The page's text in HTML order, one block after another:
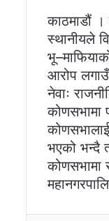
काठमाडौं
स्थानीयले
आरोप
नेवाः
कोणसभामा
भएको भन्दै
कोणसभामा